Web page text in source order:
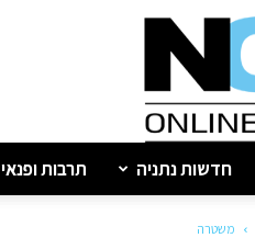
נתניה
חדשות נתניה תרבות ופנאי
משטרה